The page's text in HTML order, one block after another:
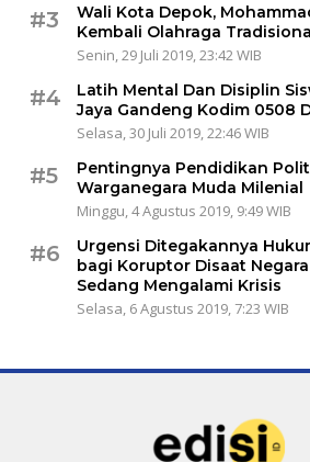
#3
Wali Kota Depok,
Kembali Olahraga
Senin, 29 Juli 2019, 23:42 WIB
#4
Latih Mental Dan Disiplin
Jaya Gandeng Kodim 0508
Selasa, 30 Juli 2019, 22:46 WIB
#5
Pentingnya Pendidikan
Warganegara Muda Milenial
Minggu, 4 Agustus 2019, 9:49 WIB
#6
Urgensi Ditegakannya
bagi Koruptor Disaat
Sedang Mengalami Krisis
Selasa, 6 Agustus 2019, 7:23 WIB